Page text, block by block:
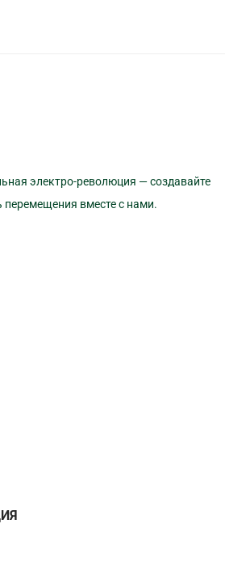
электро-революция — создавайте
перемещения вместе с нами.